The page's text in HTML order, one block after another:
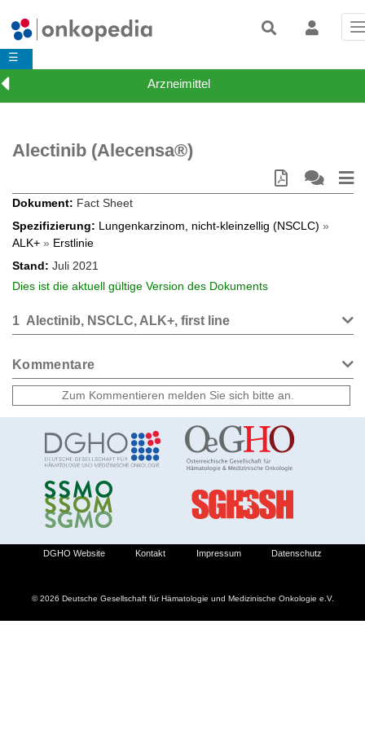
☰
Alectinib (Alecensa®)
Dokument
Fact Sheet
Spezifizierung
Lungenkarzinom, nicht-kleinzellig (NSCLC) »
ALK+ » Erstlinie
Stand
Juli 2021
Dies ist die aktuell gültige Version des Dokuments
1 Alectinib, NSCLC, ALK+, first line
Kommentare
© 2026 Deutsche Gesellschaft für Hämatologie und Medizinische Onkologie e.V.
DGHO Website Kontakt Impressum Datenschutz